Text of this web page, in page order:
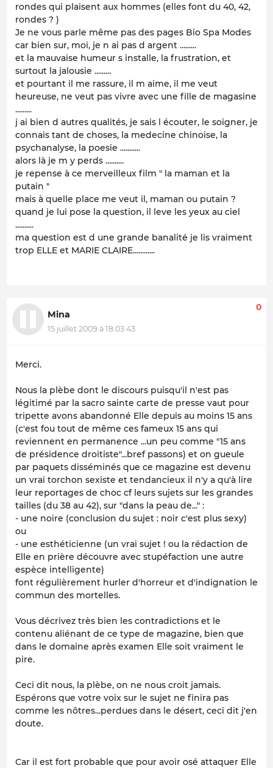
rondes qui plaisent aux hommes (elles font du 40, 42,
rondes ? )
Je ne vous parle même pas des pages Bio Spa Modes
car bien sur, moi, je n ai pas d argent .........
et la mauvaise humeur s installe, la frustration, et
surtout la jalousie .........
et pourtant il me rassure, il m aime, il me veut
heureuse, ne veut pas vivre avec une fille de magasine
.........
j ai bien d autres qualités, je sais l écouter, le soigner, je
connais tant de choses, la medecine chinoise, la
psychanalyse, la poesie ...........
alors là je m y perds ..........
je repense à ce merveilleux film " la maman et la
putain "
mais à quelle place me veut il, maman ou putain ?
quand je lui pose la question, il leve les yeux au ciel
..........
ma question est d une grande banalité je lis vraiment
trop ELLE et MARIE CLAIRE............
Mina
15 juillet 2009 à 18:03:43
0
Merci.
Nous la plèbe dont le discours puisqu'il n'est pas
légitimé par la sacro sainte carte de presse vaut pour
tripette avons abandonné Elle depuis au moins 15 ans
(c'est fou tout de même ces fameux 15 ans qui
reviennent en permanence ...un peu comme "15 ans
de présidence droitiste"...bref passons) et on gueule
par paquets disséminés que ce magazine est devenu
un vrai torchon sexiste et tendancieux il n'y a qu'à lire
leur reportages de choc cf leurs sujets sur les grandes
tailles (du 38 au 42), sur "dans la peau de..." :
- une noire (conclusion du sujet : noir c'est plus sexy)
ou
- une esthéticienne (un vrai sujet ! ou la rédaction de
Elle en prière découvre avec stupéfaction une autre
espèce intelligente)
font régulièrement hurler d'horreur et d'indignation le
commun des mortelles.
Vous décrivez très bien les contradictions et le
contenu aliénant de ce type de magazine, bien que
dans le domaine après examen Elle soit vraiment le
pire.
Ceci dit nous, la plèbe, on ne nous croit jamais.
Espérons que votre voix sur le sujet ne finira pas
comme les nôtres...perdues dans le désert, ceci dit j'en
doute.
Car il est fort probable que pour avoir osé attaquer Elle